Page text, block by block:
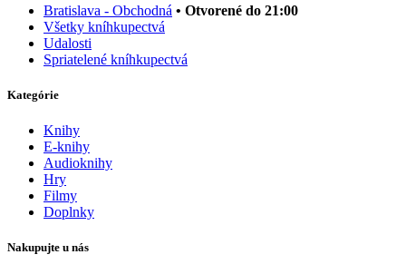
Bratislava - Obchodná • Otvorené do 21:00
Všetky kníhkupectvá
Udalosti
Spriatelené kníhkupectvá
Kategórie
Knihy
E-knihy
Audioknihy
Hry
Filmy
Doplnky
Nakupujte u nás